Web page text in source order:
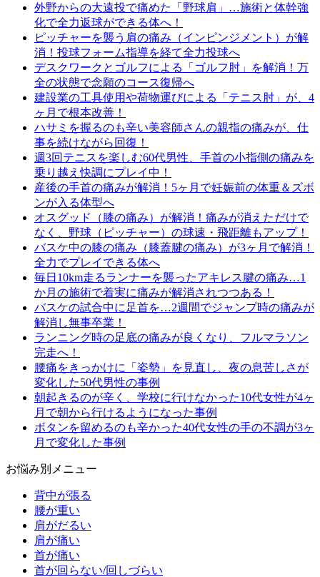
外野からの大遠投で痛めた「野球肩」…施術と体幹強
化で全力返球ができる体へ！
ピッチャーを襲う肩の痛み（インピンジメント）が解
消！投球フォーム指導を経て全力投球へ
デスクワークとゴルフによる「ゴルフ肘」を解消！万
全の状態で念願のコース復帰へ
建設業の工具使用や荷物運びによる「テニス肘」が、4
ヶ月で根本改善！
ハサミを握るのも辛い美容師さんの親指の痛みが、仕
事を続けながら回復！
週3回テニスを楽しむ60代男性、手首の小指側の痛みを
乗り越え快調にプレイ中！
産後の手首の痛みが解消！5ヶ月で妊娠前の体重＆ズボ
ンが入る体型へ
オスグッド（膝の痛み）が解消！痛みが消えただけで
なく、野球（ピッチャー）の球速・飛距離もアップ！
バスケ中の膝の痛み（膝蓋腱の痛み）が3ヶ月で解消！
全力でプレイできる体へ
毎日10km走るランナーを襲ったアキレス腱の痛み…1
か月の施術で着実に痛みが解消されつつある！
バスケの試合中に足首を…2週間でジャンプ時の痛みが
解消し無事卒業！
ランニング時の足底の痛みが良くなり、フルマラソン
完走へ！
腰痛をきっかけに「姿勢」を見直し、夜の息苦しさが
変化した50代男性の事例
朝起きるのが辛く、学校に行けなかった10代女性が4ヶ
月で朝から行けるようになった事例
ボタンを留めるのも辛かった40代女性の手の不調が3ヶ
月で変化した事例
お悩み別メニュー
背中が張る
腰が重い
肩がだるい
肩が痛い
首が痛い
首が回らない/回しづらい